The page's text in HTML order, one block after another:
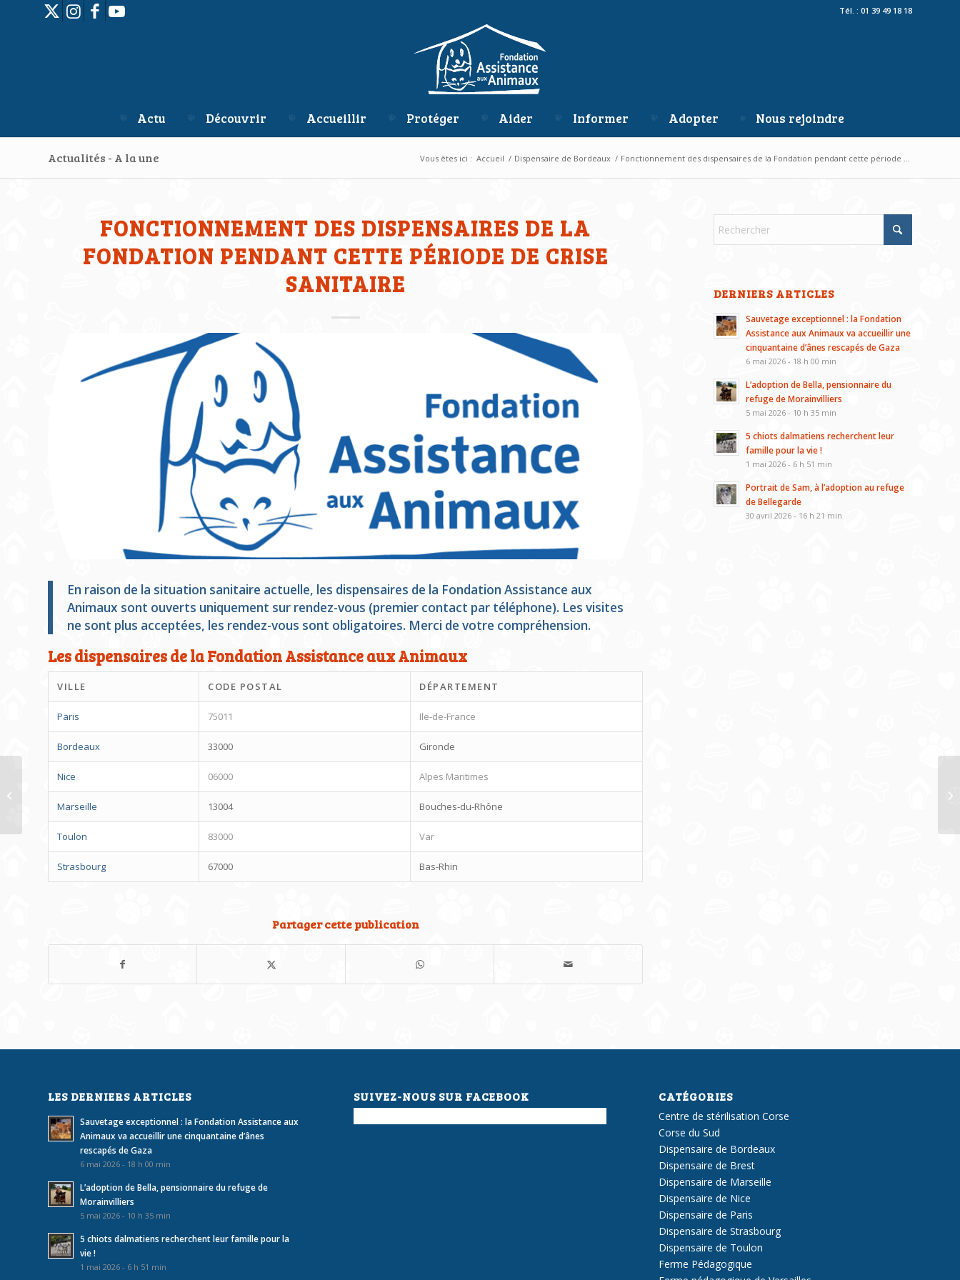
Tél. : 01 39 49 18 18
Actu Découvrir Accueillir Protéger Aider Informer Adopter Nous rejoindre
Actualités - A la une Vous êtes ici : Accueil / Dispensaire de Bordeaux / Fonctionnement des dispensaires de la Fondation pendant cette période ...
FONCTIONNEMENT DES DISPENSAIRES DE LA
FONDATION PENDANT CETTE PÉRIODE DE CRISE
SANITAIRE
En raison de la situation sanitaire actuelle, les dispensaires de la Fondation Assistance aux
Animaux sont ouverts uniquement sur rendez-vous (premier contact par téléphone). Les visites
ne sont plus acceptées, les rendez-vous sont obligatoires. Merci de votre compréhension.
Les dispensaires de la Fondation Assistance aux Animaux
VILLE CODE POSTAL DÉPARTEMENT
Paris 75011 Ile-de-France
Bordeaux 33000 Gironde
Nice 06000 Alpes Maritimes
Marseille 13004 Bouches-du-Rhône
Toulon 83000 Var
Strasbourg 67000 Bas-Rhin
Partager cette publication
DERNIERS ARTICLES
Sauvetage exceptionnel : la Fondation
Assistance aux Animaux va accueillir une
cinquantaine d’ânes rescapés de Gaza
6 mai 2026 - 18 h 00 min
L’adoption de Bella, pensionnaire du
refuge de Morainvilliers
5 mai 2026 - 10 h 35 min
5 chiots dalmatiens recherchent leur
famille pour la vie !
1 mai 2026 - 6 h 51 min
Portrait de Sam, à l’adoption au refuge
de Bellegarde
30 avril 2026 - 16 h 21 min
LES DERNIERS ARTICLES
Sauvetage exceptionnel : la Fondation Assistance aux
Animaux va accueillir une cinquantaine d’ânes
rescapés de Gaza
6 mai 2026 - 18 h 00 min
L’adoption de Bella, pensionnaire du refuge de
Morainvilliers
5 mai 2026 - 10 h 35 min
5 chiots dalmatiens recherchent leur famille pour la
vie !
1 mai 2026 - 6 h 51 min
SUIVEZ-NOUS SUR FACEBOOK CATÉGORIES
Centre de stérilisation Corse
Corse du Sud
Dispensaire de Bordeaux
Dispensaire de Brest
Dispensaire de Marseille
Dispensaire de Nice
Dispensaire de Paris
Dispensaire de Strasbourg
Dispensaire de Toulon
Ferme Pédagogique
« Jarko », chien héros !